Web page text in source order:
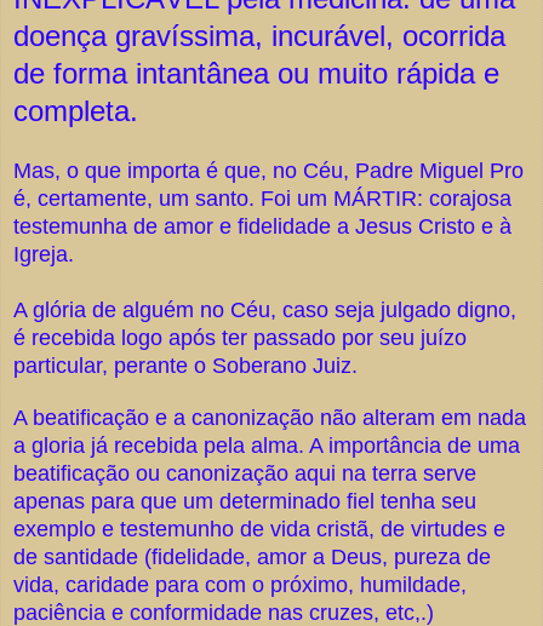
doença gravíssima, incurável, ocorrida
de forma intantânea ou muito rápida e
completa.
Mas, o que importa é que, no Céu, Padre Miguel Pro
é, certamente, um santo. Foi um MÁRTIR: corajosa
testemunha de amor e fidelidade a Jesus Cristo e à
Igreja.
A glória de alguém no Céu, caso seja julgado digno,
é recebida logo após ter passado por seu juízo
particular, perante o Soberano Juiz.
A beatificação e a canonização não alteram em nada
a gloria já recebida pela alma. A importância de uma
beatificação ou canonização aqui na terra serve
apenas para que um determinado fiel tenha seu
exemplo e testemunho de vida cristã, de virtudes e
de santidade (fidelidade, amor a Deus, pureza de
vida, caridade para com o próximo, humildade,
paciência e conformidade nas cruzes, etc,.)